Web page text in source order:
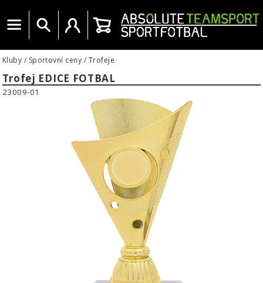
Menu Vyhledat Uživatelský účet
Košík
Kluby / Sportovní ceny / Trofeje
Trofej EDICE FOTBAL
23009-01